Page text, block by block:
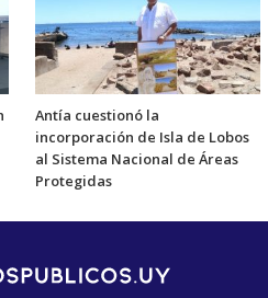
Antía cuestionó la
incorporación de Isla de Lobos
al Sistema Nacional de Áreas
Protegidas